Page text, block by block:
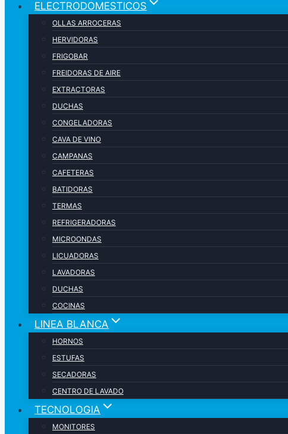
ELECTRODOMESTICOS
OLLAS ARROCERAS
HERVIDORAS
FRIGOBAR
FREIDORAS DE AIRE
EXTRACTORAS
DUCHAS
CONGELADORAS
CAVA DE VINO
CAMPANAS
CAFETERAS
BATIDORAS
TERMAS
REFRIGERADORAS
MICROONDAS
LICUADORAS
LAVADORAS
DUCHAS
COCINAS
LINEA BLANCA
HORNOS
ESTUFAS
SECADORAS
CENTRO DE LAVADO
TECNOLOGIA
MONITORES